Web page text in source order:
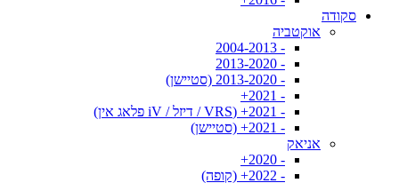
סקודה
אוקטביה
- 2004-2013
- 2013-2020
- 2013-2020 (סטיישן)
- 2021+
- 2021+ (VRS / דיזל / iV פלאג אין)
- 2021+ (סטיישן)
אניאק
- 2020+
- 2022+ (קופה)